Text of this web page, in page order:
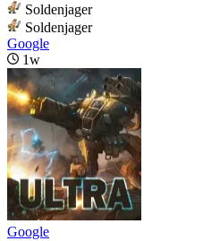
Soldenjager
Soldenjager
Google
1w
Google